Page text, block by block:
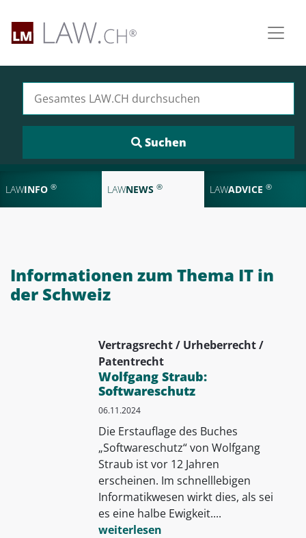
LAWINFO ® LAWNEWS ® LAWADVICE ®
Informationen zum Thema IT in
der Schweiz
Vertragsrecht / Urheberrecht /
Patentrecht
Wolfgang Straub:
Softwareschutz
06.11.2024
Die Erstauflage des Buches
„Softwareschutz“ von Wolfgang
Straub ist vor 12 Jahren
erscheinen. Im schnelllebigen
Informatikwesen wirkt dies, als sei
es eine halbe Ewigkeit....
weiterlesen